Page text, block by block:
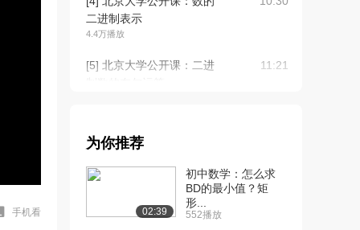
手机看
二进制表示
4.4万播放
[5] 北京大学公开课：二进
11:21
上的计算设备
[7] 北京大学公开课：摩尔
定律下的计算危...
15:44
为你推荐
02:39
初中数学：怎么求
BD的最小值？矩
形...
552播放